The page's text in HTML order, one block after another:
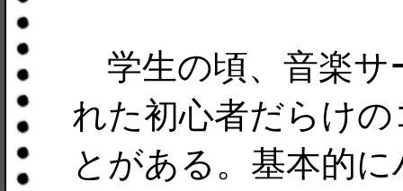
学生の頃、音楽サ
れた初心者だらけ
とがある。基本的